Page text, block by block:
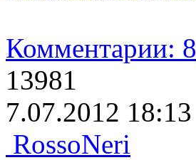
Комментарии: 8
13981
7.07.2012 18:13
RossoNeri